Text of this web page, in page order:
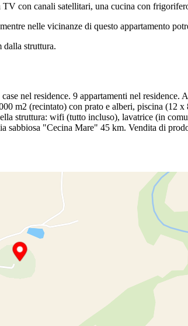
TV con canali satellitari, una cucina con
nelle vicinanze di questo appartamento
struttura.
nel residence. 9 appartamenti nel
m2 (recintato) con prato e alberi, piscina
struttura: wifi (tutto incluso), lavatrice (in
sabbiosa "Cecina Mare" 45 km. Vendita di